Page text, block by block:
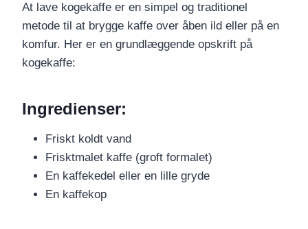
At lave kogekaffe er en simpel og traditionel
metode til at brygge kaffe over åben ild eller på en
komfur. Her er en grundlæggende opskrift på
kogekaffe:
Ingredienser:
Friskt koldt vand
Frisktmalet kaffe (groft formalet)
En kaffekedel eller en lille gryde
En kaffekop